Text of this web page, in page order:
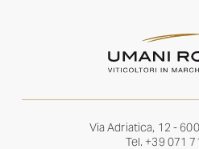
Via Adriatica, 12 -
Tel. +39 071